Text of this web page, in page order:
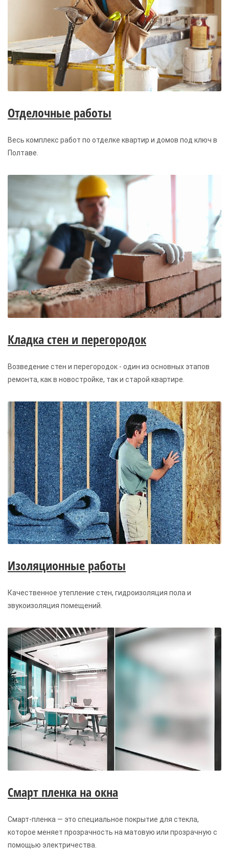
Отделочные работы
Весь комплекс работ по отделке квартир и домов под ключ в
Полтаве.
Кладка стен и перегородок
Возведение стен и перегородок - один из основных этапов
ремонта, как в новостройке, так и старой квартире.
Изоляционные работы
Качественное утепление стен, гидроизоляция пола и
звукоизоляция помещений.
Cмарт пленка на окна
Смарт-пленка — это специальное покрытие для стекла,
которое меняет прозрачность на матовую или прозрачную с
помощью электричества.